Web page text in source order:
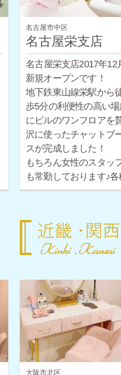
名古屋市中区
名古屋栄支店
名古屋栄支店2017年12
新規オープンです！
地下鉄東山線栄駅から
歩5分の利便性の高い
にビルのワンフロアを
沢に使ったチャットブ
スが完成しました！
もちろん女性のスタッ
も常勤しております♪各
ボーナス・時給保証も
心してご応募ください
大阪市北区